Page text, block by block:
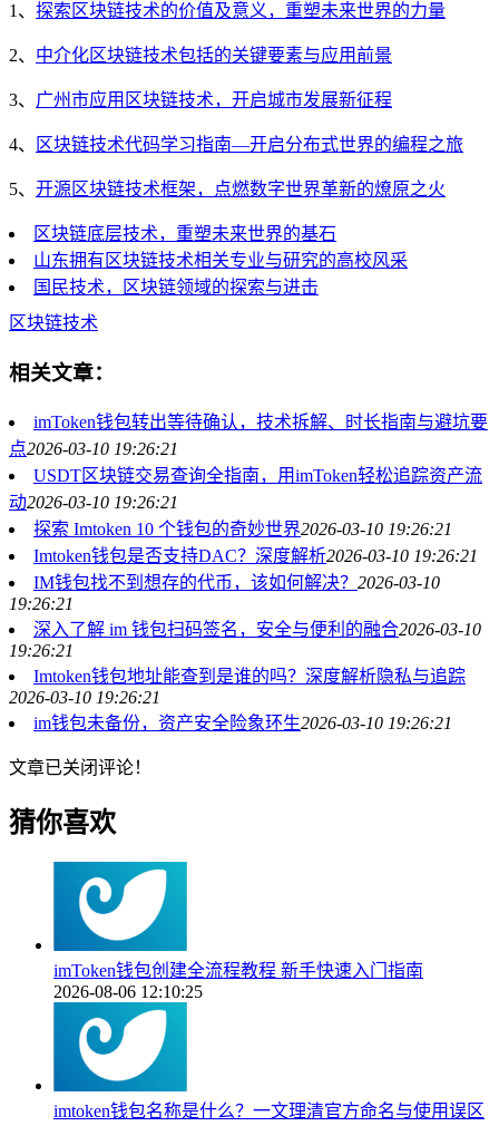
1、 探索区块链技术的价值及意义，重塑未来世界的力量
2、 中介化区块链技术包括的关键要素与应用前景
3、 广州市应用区块链技术，开启城市发展新征程
4、 区块链技术代码学习指南—开启分布式世界的编程之旅
5、 开源区块链技术框架，点燃数字世界革新的燎原之火
区块链底层技术，重塑未来世界的基石
山东拥有区块链技术相关专业与研究的高校风采
国民技术，区块链领域的探索与进击
区块链技术
相关文章：
imToken钱包转出等待确认，技术拆解、时长指南与避坑要
点2026-03-10 19:26:21
USDT区块链交易查询全指南，用imToken轻松追踪资产流
动2026-03-10 19:26:21
探索 Imtoken 10 个钱包的奇妙世界2026-03-10 19:26:21
Imtoken钱包是否支持DAC？深度解析2026-03-10 19:26:21
IM钱包找不到想存的代币，该如何解决？ 2026-03-10
19:26:21
深入了解 im 钱包扫码签名，安全与便利的融合2026-03-10
19:26:21
Imtoken钱包地址能查到是谁的吗？深度解析隐私与追踪
2026-03-10 19:26:21
im钱包未备份，资产安全险象环生2026-03-10 19:26:21
文章已关闭评论！
猜你喜欢
imToken钱包创建全流程教程 新手快速入门指南
2026-08-06 12:10:25
imtoken钱包名称是什么？一文理清官方命名与使用误区